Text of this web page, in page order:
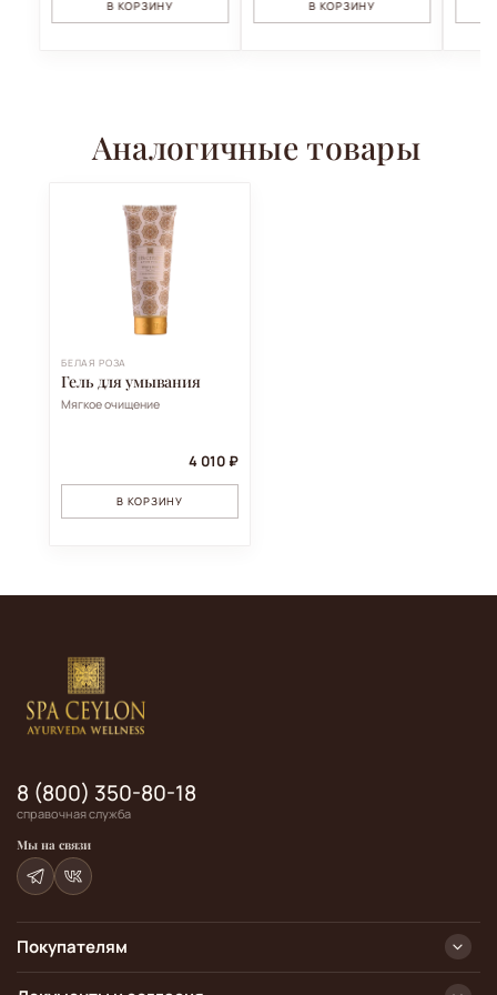
В КОРЗИНУ В КОРЗИНУ
Аналогичные товары
БЕЛАЯ РОЗА
Гель для умывания
Мягкое очищение
4 010 ₽
В КОРЗИНУ
Покупателям
8 (800) 350-80-18
справочная служба
Мы на связи